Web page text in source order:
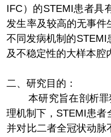
IFC）的STEMI患者具
发生率及较高的无事件
不同发病机制的STEMI
及不稳定性的大样本腔
二、研究目的：
本研究旨在剖析
理机制下， STEMI患者
并对比二者全冠状动脉